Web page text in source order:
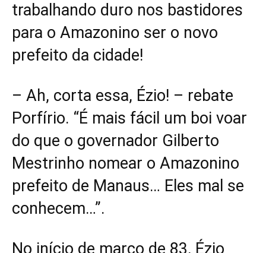
trabalhando duro nos bastidores
para o Amazonino ser o novo
prefeito da cidade!
– Ah, corta essa, Ézio! – rebate
Porfírio. “É mais fácil um boi voar
do que o governador Gilberto
Mestrinho nomear o Amazonino
prefeito de Manaus… Eles mal se
conhecem…”.
No início de março de 83, Ézio